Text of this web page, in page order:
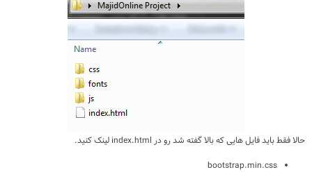
حالا فقط باید فایل هایی که بالا گفته شد رو در index.html لینک کنید.
bootstrap.min.css